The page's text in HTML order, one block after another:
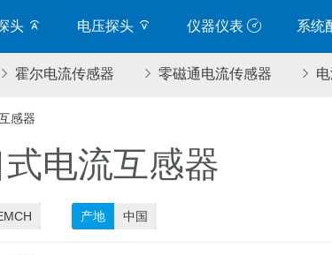
头 电压探头 仪器仪表 系统
霍尔电流传感器 零磁通电流传感器
感器
电流互感器
产地 中国